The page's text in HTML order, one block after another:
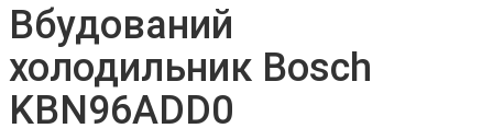
Вбудований
холодильник Bosch
KBN96ADD0